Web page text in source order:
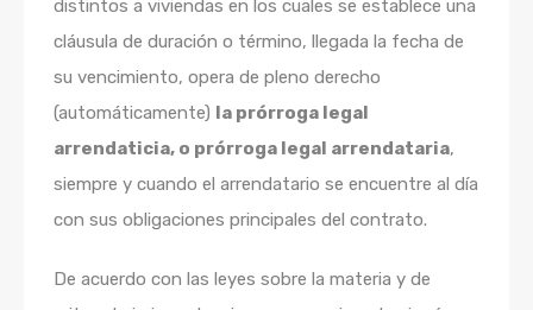
distintos a viviendas en los cuales se establece una
cláusula de duración o término, llegada la fecha de
su vencimiento, opera de pleno derecho
(automáticamente) la prórroga legal
arrendaticia, o prórroga legal arrendataria,
siempre y cuando el arrendatario se encuentre al día
con sus obligaciones principales del contrato.
De acuerdo con las leyes sobre la materia y de